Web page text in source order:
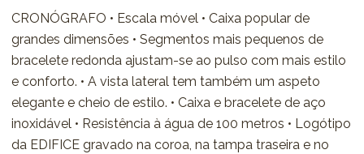
CRONÓGRAFO • Escala móvel • Caixa popular de
grandes dimensões • Segmentos mais pequenos de
bracelete redonda ajustam-se ao pulso com mais estilo
e conforto. • A vista lateral tem também um aspeto
elegante e cheio de estilo. • Caixa e bracelete de aço
inoxidável • Resistência à água de 100 metros • Logótipo
da EDIFICE gravado na coroa, na tampa traseira e no